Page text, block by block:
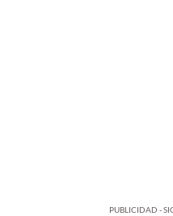
PUBLICIDAD -